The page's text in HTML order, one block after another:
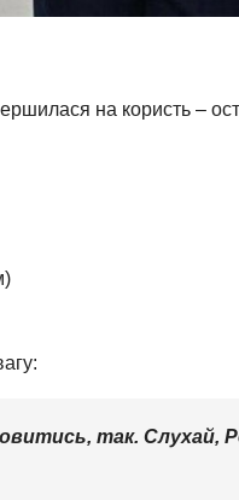
на користь –
так. Слухай,